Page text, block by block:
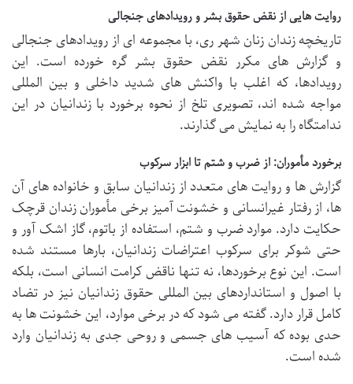
روایت هایی از نقض حقوق بشر و رویدادهای جنجالی
تاریخچه زندان زنان شهر ری، با مجموعه ای از رویدادهای جنجالی
و گزارش های مکرر نقض حقوق بشر گره خورده است. این
رویدادها، که اغلب با واکنش های شدید داخلی و بین المللی
مواجه شده اند، تصویری تلخ از نحوه برخورد با زندانیان در این
ندامتگاه را به نمایش می گذارند.
برخورد مأموران: از ضرب و شتم تا ابزار سرکوب
گزارش ها و روایت های متعدد از زندانیان سابق و خانواده های آن
ها، از رفتار غیرانسانی و خشونت آمیز برخی مأموران زندان قرچک
حکایت دارد. موارد ضرب و شتم، استفاده از باتوم، گاز اشک آور و
حتی شوکر برای سرکوب اعتراضات زندانیان، بارها مستند شده
است. این نوع برخوردها، نه تنها ناقض کرامت انسانی است، بلکه
با اصول و استانداردهای بین المللی حقوق زندانیان نیز در تضاد
کامل قرار دارد. گفته می شود که در برخی موارد، این خشونت ها به
حدی بوده که آسیب های جسمی و روحی جدی به زندانیان وارد
شده است.